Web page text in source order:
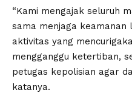
“Kami mengajak seluruh
sama menjaga keamanan
aktivitas yang
mengganggu ketertiban,
petugas kepolisian agar
katanya.